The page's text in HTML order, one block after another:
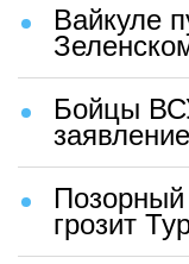
Вайкуле
Бойцы
грозит